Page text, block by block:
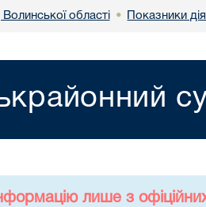
області • Показники
лише з